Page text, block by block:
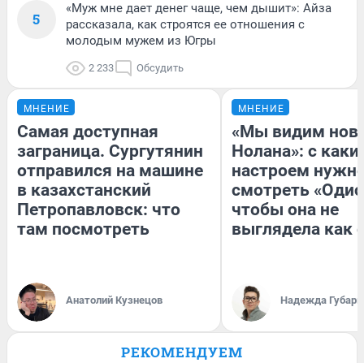
5
«Муж мне дает денег чаще, чем дышит»: Айза
рассказала, как строятся ее отношения с
молодым мужем из Югры
2 233 Обсудить
МНЕНИЕ
Самая доступная
заграница. Сургутянин
отправился на машине
в казахстанский
Петропавловск: что
там посмотреть
Анатолий Кузнецов
МНЕНИЕ
«Мы видим
Нолана»: с
настроем
смотреть
чтобы она не
выглядела как
Надежда Губарь
РЕКОМЕНДУЕМ